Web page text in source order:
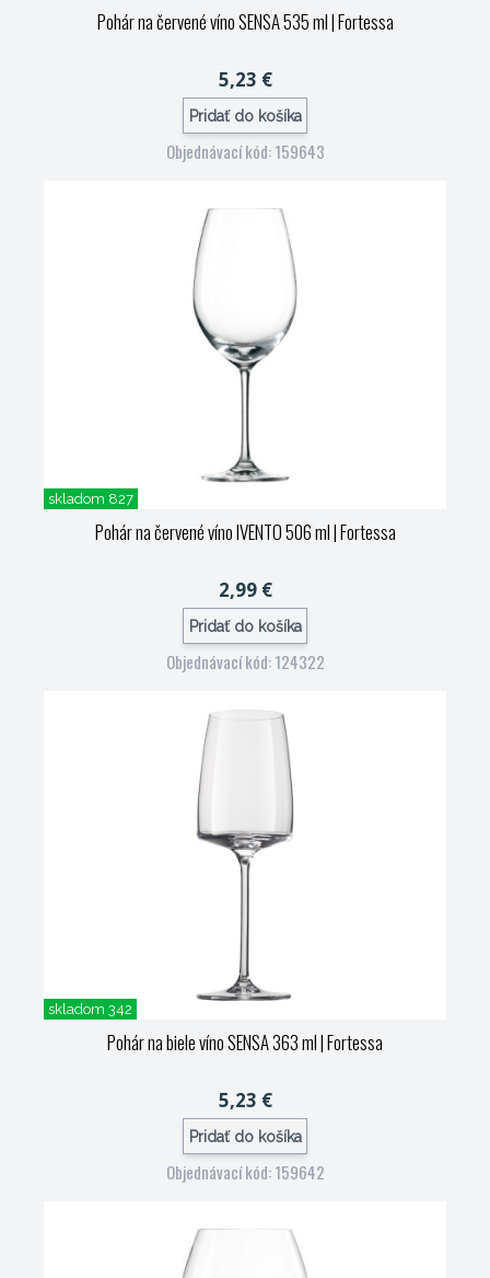
Pohár na červené víno SENSA 535 ml| Fortessa
5,23 €
Pridať do košíka
Objednávací kód: 159643
skladom 827
Pohár na červené víno IVENTO 506 ml| Fortessa
2,99 €
Pridať do košíka
Objednávací kód: 124322
skladom 342
Pohár na biele víno SENSA 363 ml| Fortessa
5,23 €
Pridať do košíka
Objednávací kód: 159642